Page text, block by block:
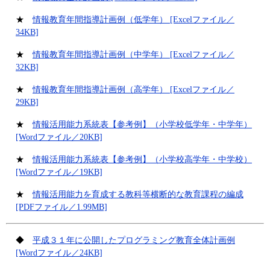
★情報教育年間指導計画例（低学年） [Excelファイル／
34KB]
★情報教育年間指導計画例（中学年） [Excelファイル／
32KB]
★情報教育年間指導計画例（高学年） [Excelファイル／
29KB]
★情報活用能力系統表【参考例】（小学校低学年・中学年）
[Wordファイル／20KB]
★情報活用能力系統表【参考例】（小学校高学年・中学校）
[Wordファイル／19KB]
★情報活用能力を育成する教科等横断的な教育課程の編成
[PDFファイル／1.99MB]
◆ 平成３１年に公開したプログラミング教育全体計画例
[Wordファイル／24KB]